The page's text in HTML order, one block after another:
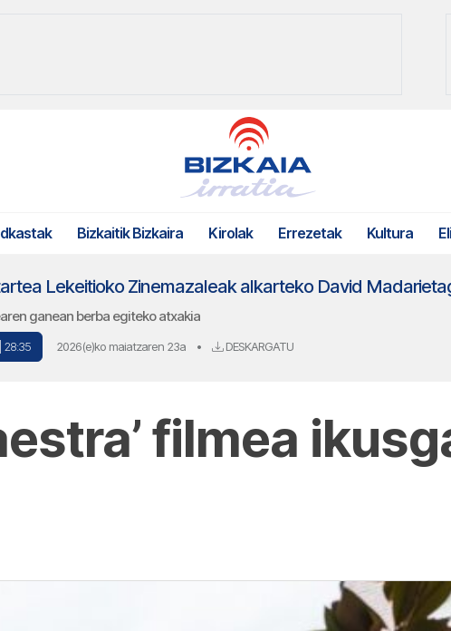
Bizkaitik Bizkaira Kirolak Errezetak Kultura
Lekeitioko Zinemazaleak alkarteko David
ganean berba egiteko atxakia
| 28:35 2026(e)ko maiatzaren 23a • DESKARGATU
filmea